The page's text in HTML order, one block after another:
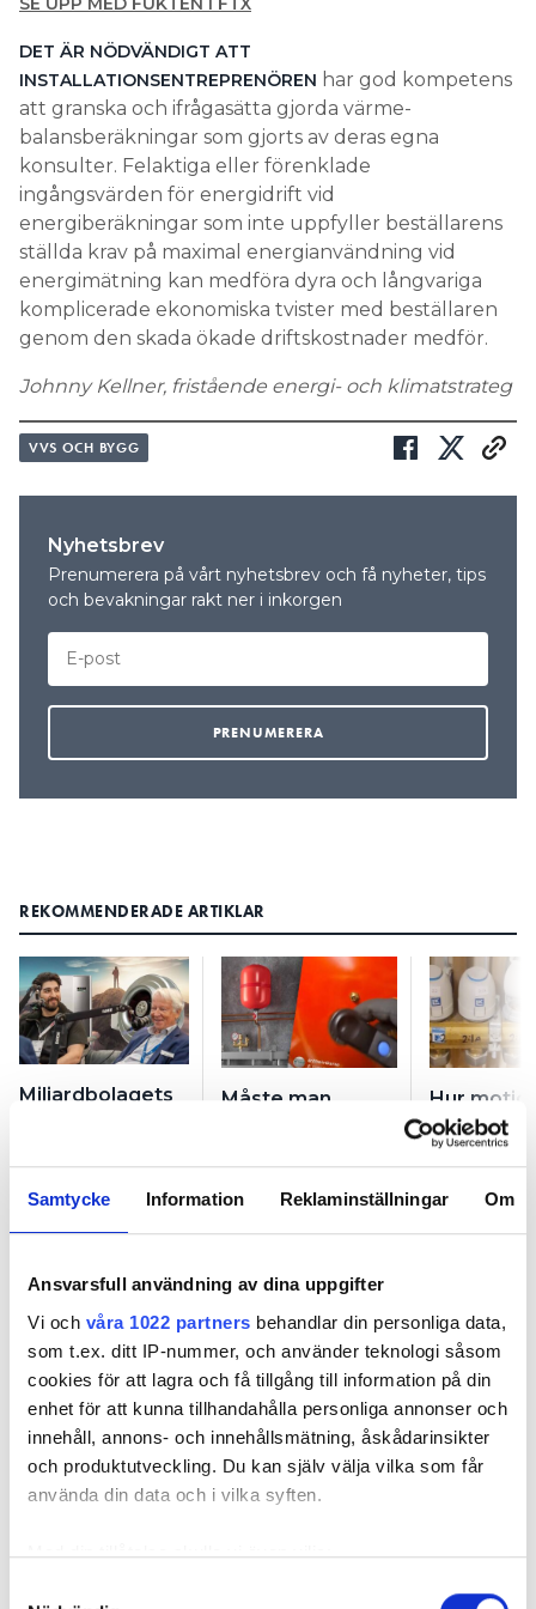
Samtycke Information Reklaminställningar Om
Ansvarsfull användning av dina uppgifter
Vi och våra 1022 partners behandlar din personliga data,
som t.ex. ditt IP-nummer, och använder teknologi såsom
cookies för att lagra och få tillgång till information på din
enhet för att kunna tillhandahålla personliga annonser och
innehåll, annons- och innehållsmätning, åskådarinsikter
och produktutveckling. Du kan själv välja vilka som får
använda din data och i vilka syften.
Med din tillåtelse skulle vi även vilja:
DET ÄR NÖDVÄNDIGT ATT
INSTALLATIONSENTREPRENÖREN har god kompetens
att granska och ifrågasätta gjorda värme­
balansberäkningar som gjorts av deras egna
konsulter. Felaktiga eller förenklade
ingångsvärden för energidrift vid
energiberäkningar som inte uppfyller beställarens
ställda krav på maximal energianvändning vid
energimätning kan medföra dyra och långvariga
komplicerade ekonomiska tvister med beställaren
genom den skada ökade driftskostnader medför.
Johnny Kellner, fristående energi- och klimatstrateg
VVS OCH BYGG
Nyhetsbrev
Prenumerera på vårt nyhetsbrev och få nyheter, tips
och bevakningar rakt ner i inkorgen
REKOMMENDERADE ARTIKLAR
Miljardbolagets
framgång väldigt
snabbt”
Måste man
när man mäter
förtrycket i
Hur
man
bäst?
Miljardbolagets grundare: ”Det
blev en framgång väldigt
snabbt”
PUBLICERAD 11 JUN 2026, 05:00